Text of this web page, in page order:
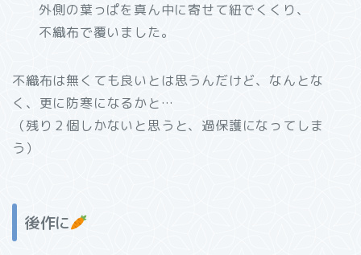
外側の葉っぱを真ん中に寄せて紐でくくり、
不織布で覆いました。
不織布は無くても良いとは思うんだけど、なんとな
く、更に防寒になるかと…
（残り２個しかないと思うと、過保護になってしま
う）
後作に